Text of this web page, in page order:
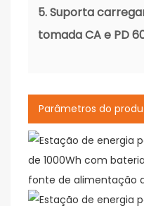
5. Suporta
tomada CA e PD
Parâmetros do